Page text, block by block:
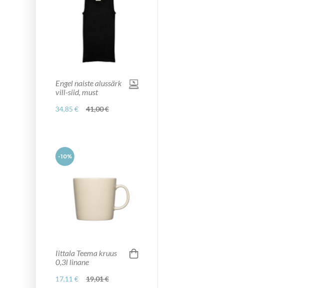
Engel naiste alussärk
vill-siid, must
34,85 € 41,00 €
-10%
Iittala Teema kruus
0,3l linane
17,11 € 19,01 €